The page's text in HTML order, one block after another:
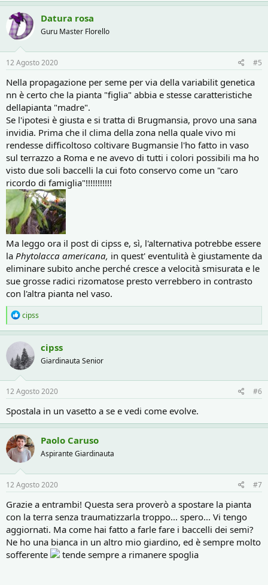
a
c
t
i
o
n
s
:
Datura rosa
Guru Master Florello
12 Agosto 2020 #5
Nella propagazione per seme per via della variabilit genetica
nn è certo che la pianta "figlia" abbia e stesse caratteristiche
dellapianta "madre".
Se l'ipotesi è giusta e si tratta di Brugmansia, provo una sana
invidia. Prima che il clima della zona nella quale vivo mi
rendesse difficoltoso coltivare Bugmansie l'ho fatto in vaso
sul terrazzo a Roma e ne avevo di tutti i colori possibili ma ho
visto due soli baccelli la cui foto conservo come un "caro
ricordo di famiglia"!!!!!!!!!!!
Ma leggo ora il post di cipss e, sì, l'alternativa potrebbe essere
la Phytolacca americana, in quest' eventulità è giustamente da
eliminare subito anche perché cresce a velocità smisurata e le
sue grosse radici rizomatose presto verrebbero in contrasto
con l'altra pianta nel vaso.
R
e
a
c
t
i
o
n
s
:
cipss
cipss
Giardinauta Senior
12 Agosto 2020 #6
Spostala in un vasetto a se e vedi come evolve.
Paolo Caruso
Aspirante Giardinauta
12 Agosto 2020 #7
Grazie a entrambi! Questa sera proverò a spostare la pianta
con la terra senza traumatizzarla troppo... spero... Vi tengo
aggiornati. Ma come hai fatto a farle fare i baccelli dei semi?
Ne ho una bianca in un altro mio giardino, ed è sempre molto
sofferente
tende sempre a rimanere spoglia